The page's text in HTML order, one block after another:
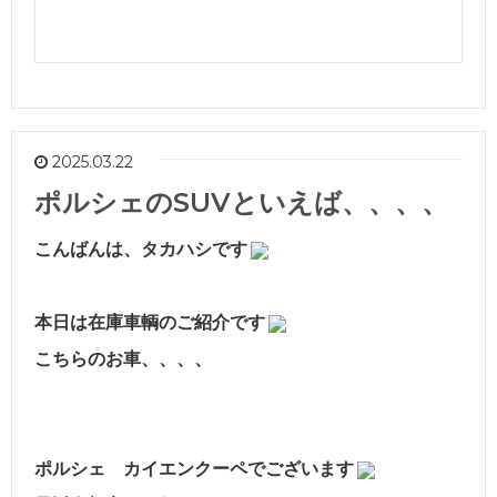
2025.03.22
ポルシェのSUVといえば、、、、
こんばんは、タカハシです
本日は在庫車輌のご紹介です
こちらのお車、、、、
ポルシェ カイエンクーペでございます